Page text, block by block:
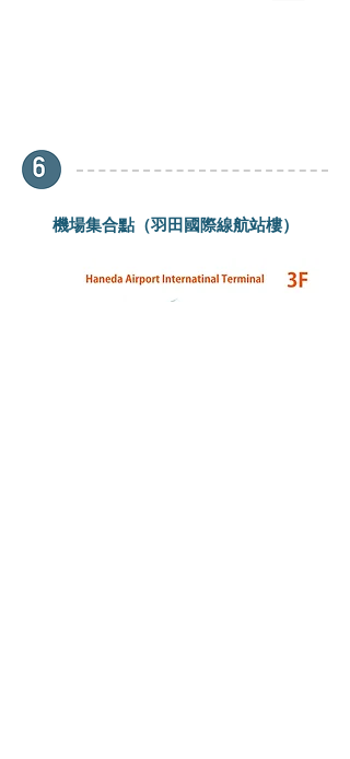
機場集合點（羽田國際線航站樓）